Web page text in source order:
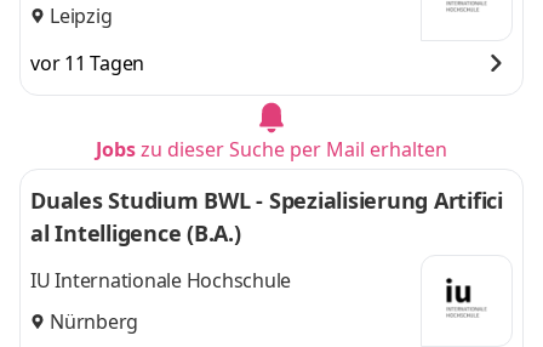
Leipzig
vor 11 Tagen
Jobszu dieser Suche per Mail erhalten
Duales Studium BWL - Spezialisierung Artifici
al Intelligence (B.A.)
IU Internationale Hochschule
Nürnberg